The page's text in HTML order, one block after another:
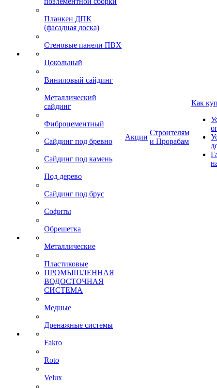
Планкен ДПК
(фасадная доска)
Стеновые панели ПВХ
Цокольный
Виниловый сайдинг
Металлический
сайдинг
Фиброцементный
Сайдинг под бревно
Сайдинг под камень
Под дерево
Сайдинг под брус
Софиты
Обрешетка
Металлические
Пластиковые
ПРОМЫШЛЕННАЯ
ВОДОСТОЧНАЯ
СИСТЕМА
Медные
Дренажные системы
Fakro
Roto
Velux
Акции
Строителям
и Прорабам
Как